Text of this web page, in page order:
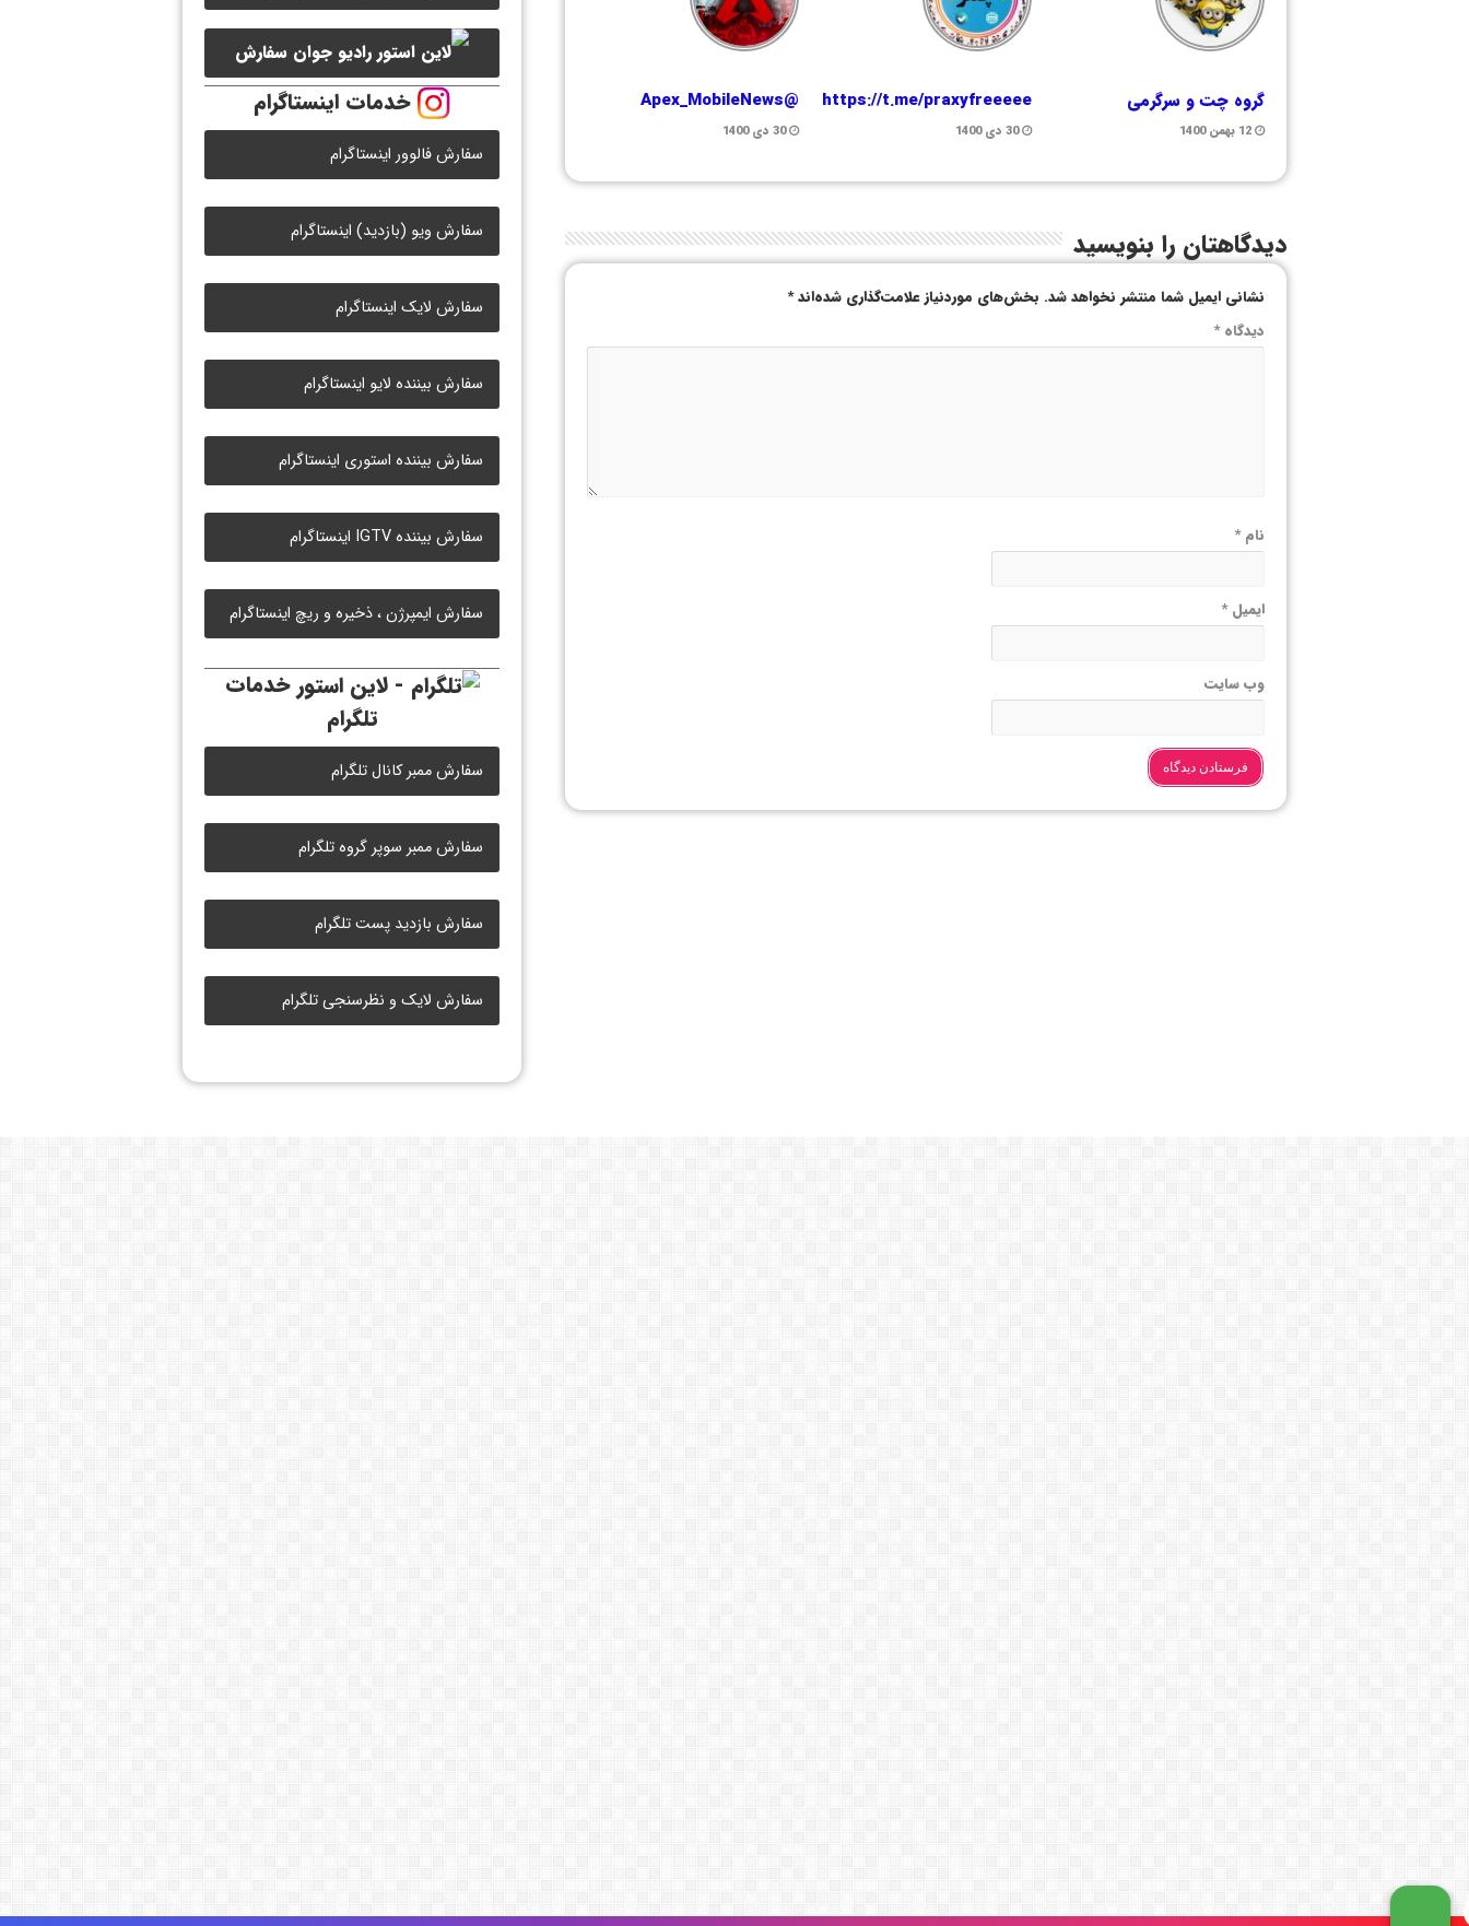
گروه چت و سرگرمی
12 بهمن 1400
https://t.me/praxyfreeeee
30 دی 1400
@Apex_MobileNews
30 دی 1400
دیدگاهتان را بنویسید
نشانی ایمیل شما منتشر نخواهد شد. بخش‌های موردنیاز علامت‌گذاری شده‌اند*
دیدگاه*
نام*
ایمیل*
وب‌ سایت
سفارش ممبر کانال سروش
لایک ویدیو آپارات
سفارش
لایک رادیو جوان
خدمات اینستاگرام
سفارش فالوور اینستاگرام
سفارش ویو (بازدید) اینستاگرام
سفارش لایک اینستاگرام
سفارش بیننده لایو اینستاگرام
سفارش بیننده استوری اینستاگرام
سفارش بیننده IGTV اینستاگرام
سفارش ایمپرژن ، ذخیره و ریچ اینستاگرام
خدمات
تلگرام
سفارش ممبر کانال تلگرام
سفارش ممبر سوپر گروه تلگرام
سفارش بازدید پست تلگرام
سفارش لایک و نظرسنجی تلگرام